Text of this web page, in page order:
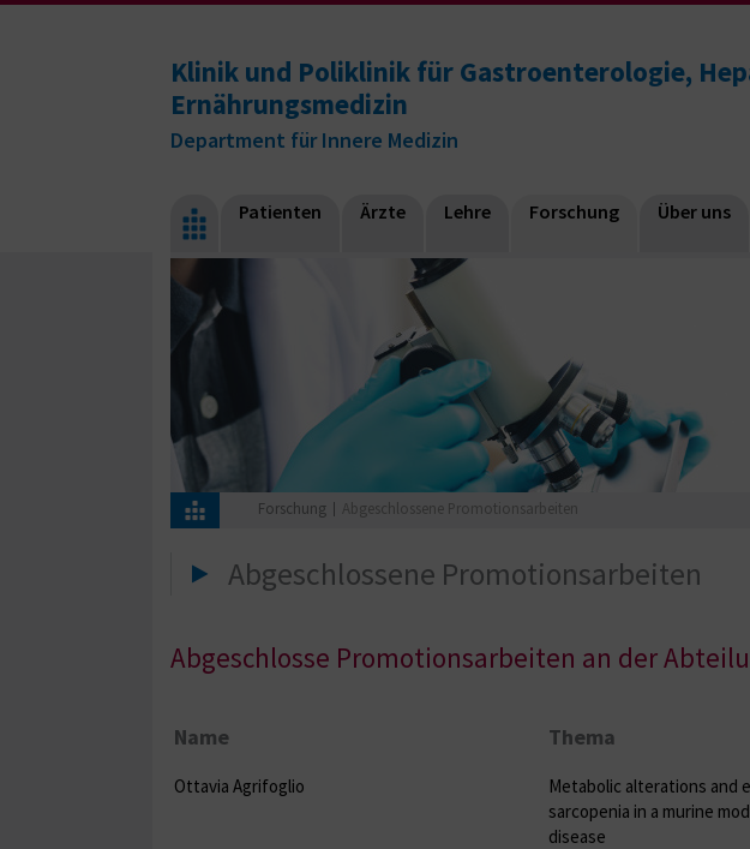
Klinik und Poliklinik für Gastroenterologie,
Ernährungsmedizin
Department für Innere Medizin
Patienten Ärzte Lehre Forschung Über uns
Forschung Abgeschlossene Promotionsarbeiten
Abgeschlossene Promotionsarbeiten
Abgeschlosse Promotionsarbeiten an der
Name Thema
Ottavia Agrifoglio
Metabolic alterations and
sarcopenia in a murine
disease